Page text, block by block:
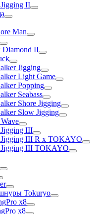
II
Man
Diamond II
Jigging
Light Game
Popping
Seabass
Shore Jigging
Slow Jigging
III
III R x TOKAYO
III TOKAYO
Tokuryo
x8
x8